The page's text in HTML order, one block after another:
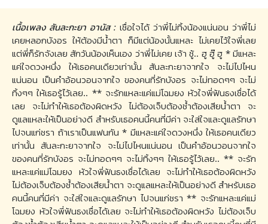
เนื้อเพลง สันละกะยา อานัส : เชื่อใจได้ ว่าพี่ไม่ทิ้งน้องแน่นอน ว่าพี่ไม่
เคยหลอกบังอร ให้ต้องมีน้ำตา ก็มีแต่น้องนั้นแหละ ไม่เคยไว้ใจพี่เลย
แต่พี่ก็รักจังเลย สักวันน้องเห็นเอง ว่าพี่ไม่เคย เจ้า ชู้.. ฮู ฮู๊ ฮู * มีแหละ
แค่ใจดวงหนึ่ง ให้เธอคนเดียวเท่านั้น สันละกะยาจากใจ จะไม่ไปไหน
แน่นอน เป็นคำอ้อนวอนจากใจ ของคนที่รักบังอร จะไม่ทอดๆๆ จะไม่
ทิ้งๆๆ ให้เธอรู้ไว้เลย.. ** จะรักแหละแค่แม่โฉมยง หัวใจพี่ฟันธงเชื่อได้
เลย จะไม่ทำให้เธอต้องผิดหวัง ไม่ต้องเจ็บต้องช้ำต้องเสียน้ำตา จะ
ดูแลแหละให้เป็นอย่างดี สำหรับเธอคนนี้คนที่มีค่า จะใส่ใจและดูแลรักษา
ไปจนแก่ชรา ถ้าเราเป็นแฟนกัน * มีแหละแค่ใจดวงหนึ่ง ให้เธอคนเดียว
เท่านั้น สันละกะยาจากใจ จะไม่ไปไหนแน่นอน เป็นคำอ้อนวอนจากใจ
ของคนที่รักบังอร จะไม่ทอดๆๆ จะไม่ทิ้งๆๆ ให้เธอรู้ไว้เลย.. ** จะรัก
แหละแค่แม่โฉมยง หัวใจพี่ฟันธงเชื่อได้เลย จะไม่ทำให้เธอต้องผิดหวัง
ไม่ต้องเจ็บต้องช้ำต้องเสียน้ำตา จะดูแลแหละให้เป็นอย่างดี สำหรับเธอ
คนนี้คนที่มีค่า จะใส่ใจและดูแลรักษา ไปจนแก่ชรา ** จะรักแหละแค่แม่
โฉมยง หัวใจพี่ฟันธงเชื่อได้เลย จะไม่ทำให้เธอต้องผิดหวัง ไม่ต้องเจ็บ